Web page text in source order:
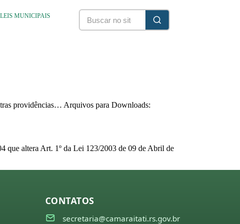
LEIS MUNICIPAIS
providências… Arquivos para Downloads:
que altera Art. 1º da Lei 123/2003 de 09 de Abril de
CONTATOS
secretaria@camaraitati.rs.gov.br